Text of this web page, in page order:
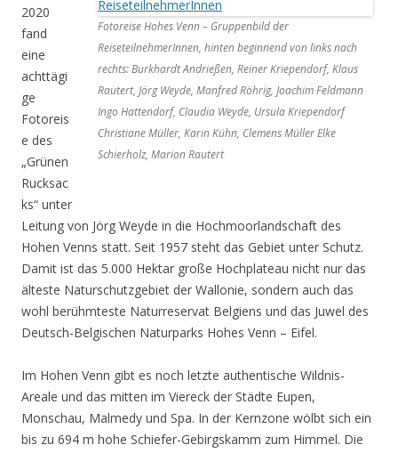
Fotoreise Hohes Venn – Gruppenbild der
ReiseteilnehmerInnen, hinten beginnend von links nach
rechts: Burkhardt Andrießen, Reiner Kriependorf, Klaus
Rautert, Jörg Weyde, Manfred Röhrig, Joachim Feldmann
Ingo Hattendorf, Claudia Weyde, Ursula Kriependorf
Christiane Müller, Karin Kühn, Clemens Müller Elke
Schierholz, Marion Rautert
2020
fand
eine
achttägi
ge
Fotoreis
e des
„Grünen
Rucksac
ks“ unter
Leitung von Jörg Weyde in die Hochmoorlandschaft des
Hohen Venns statt. Seit 1957 steht das Gebiet unter Schutz.
Damit ist das 5.000 Hektar große Hochplateau nicht nur das
älteste Naturschutzgebiet der Wallonie, sondern auch das
wohl berühmteste Naturreservat Belgiens und das Juwel des
Deutsch-Belgischen Naturparks Hohes Venn – Eifel.
Im Hohen Venn gibt es noch letzte authentische Wildnis-
Areale und das mitten im Viereck der Städte Eupen,
Monschau, Malmedy und Spa. In der Kernzone wölbt sich ein
bis zu 694 m hohe Schiefer-Gebirgskamm zum Himmel. Die